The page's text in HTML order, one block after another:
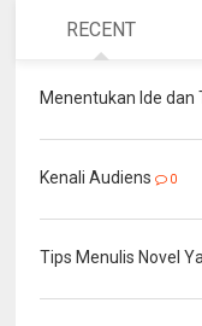
RECENT
Menentukan Ide dan
Kenali Audiens 0
Tips Menulis Novel